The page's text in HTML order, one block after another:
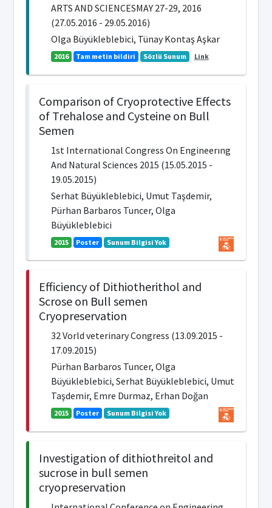
ARTS AND SCIENCESMAY 27-29, 2016
(27.05.2016 - 29.05.2016)
Olga Büyükleblebici, Tünay Kontaş Aşkar
2016 Tam metin bildiri Sözlü Sunum Link
Comparison of Cryoprotective Effects
of Trehalose and Cysteine on Bull
Semen
1st International Congress On Engineerıng
And Natural Sciences 2015 (15.05.2015 -
19.05.2015)
Serhat Büyükleblebici, Umut Taşdemir,
Pürhan Barbaros Tuncer, Olga
Büyükleblebici
2015 Poster Sunum Bilgisi Yok
Efficiency of Dithiotherithol and
Scrose on Bull semen
Cryopreservation
32 Vorld veterinary Congress (13.09.2015 -
17.09.2015)
Pürhan Barbaros Tuncer, Olga
Büyükleblebici, Serhat Büyükleblebici, Umut
Taşdemir, Emre Durmaz, Erhan Doğan
2015 Poster Sunum Bilgisi Yok
Investigation of dithiothreitol and
sucrose in bull semen
cryopreservation